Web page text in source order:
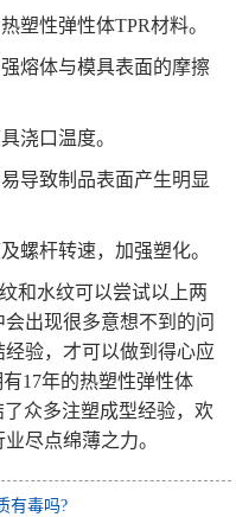
塑性弹性体TPR材料。
熔体与模具表面的摩擦
浇口温度。
导致制品表面产生明显
螺杆转速，加强塑化。
和水纹可以尝试以上两
出现很多意想不到的问
验，才可以做到得心应
17年的热塑性弹性体
众多注塑成型经验，欢
尽点绵薄之力。
有毒吗?